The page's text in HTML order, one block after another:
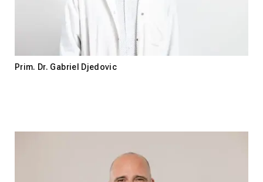
Prim. Dr. Gabriel Djedovic